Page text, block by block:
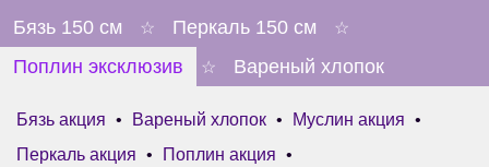
Бязь 150 см ☆ Перкаль 150 см ☆
Поплин эксклюзив ☆ Вареный хлопок
Бязь акция • Вареный хлопок • Муслин акция •
Перкаль акция • Поплин акция •